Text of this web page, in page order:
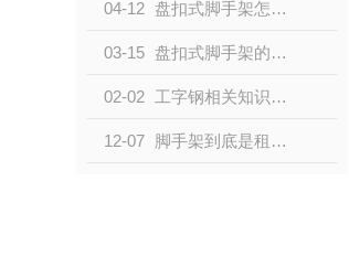
04-12 盘扣式脚手架怎么样?盘扣脚手架在施工过程中有什么好处吗？
03-15 盘扣式脚手架的搭设、施工、验收，看这篇就够了！
02-02 工字钢相关知识讲解
12-07 脚手架到底是租赁还是购买？